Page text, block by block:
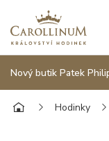
Nový butik Patek
Hodinky